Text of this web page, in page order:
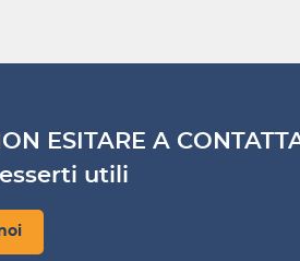
ESITARE A
utili